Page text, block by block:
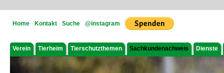
Home Kontakt Suche @instagram
Verein Tierheim Tierschutzthemen Sachkundenachweis Dienste